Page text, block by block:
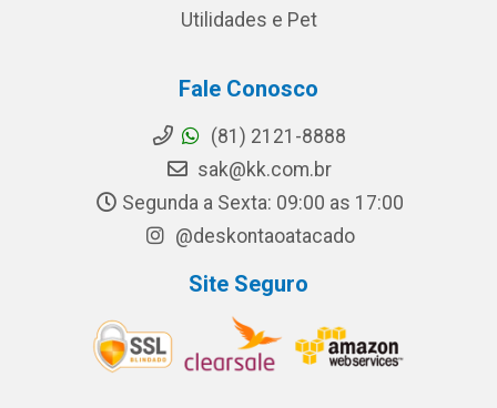
Utilidades e Pet
Fale Conosco
(81) 2121-8888
sak@kk.com.br
Segunda a Sexta: 09:00 as 17:00
@deskontaoatacado
Site Seguro